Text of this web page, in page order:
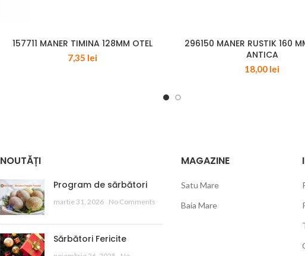
157711 MANER TIMINA 128MM OTEL
7,35 lei
296150 MANER RUSTIK 160
ANTICA
18,00 lei
NOUTĂȚI
Program de sărbători
martie 31, 2026 No Comments
Sărbători Fericite
MAGAZINE
Satu Mare
Baia Mare